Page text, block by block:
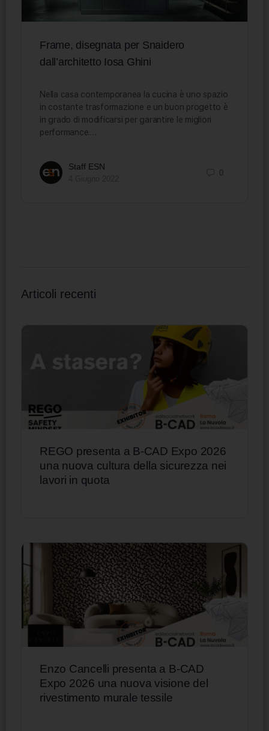
Frame, disegnata per Snaidero
dall’architetto Iosa Ghini
Nella casa contemporanea la cucina è uno spazio
in costante trasformazione e un buon progetto è
in grado di modificarsi per garantire le migliori
performance.…
Staff ESN
0
Articoli recenti
REGO presenta a B-CAD Expo 2026
una nuova cultura della sicurezza nei
lavori in quota
Enzo Cancelli presenta a B-CAD
Expo 2026 una nuova visione del
rivestimento murale tessile